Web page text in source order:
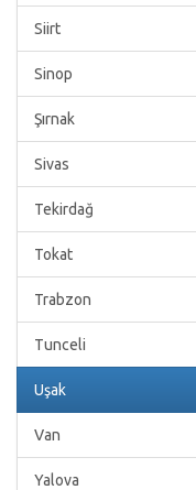
Siirt
Sinop
Şırnak
Sivas
Tekirdağ
Tokat
Trabzon
Tunceli
Uşak
Van
Yalova